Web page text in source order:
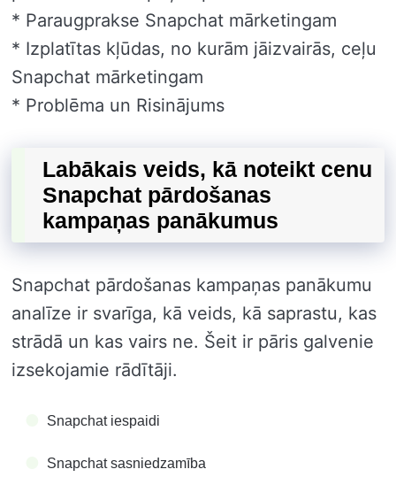
* Paraugprakse Snapchat mārketingam
* Izplatītas kļūdas, no kurām jāizvairās, ceļu
Snapchat mārketingam
* Problēma un Risinājums
Labākais veids, kā noteikt cenu
Snapchat pārdošanas
kampaņas panākumus
Snapchat pārdošanas kampaņas panākumu
analīze ir svarīga, kā veids, kā saprastu, kas
strādā un kas vairs ne. Šeit ir pāris galvenie
izsekojamie rādītāji.
Snapchat iespaidi
Snapchat sasniedzamība